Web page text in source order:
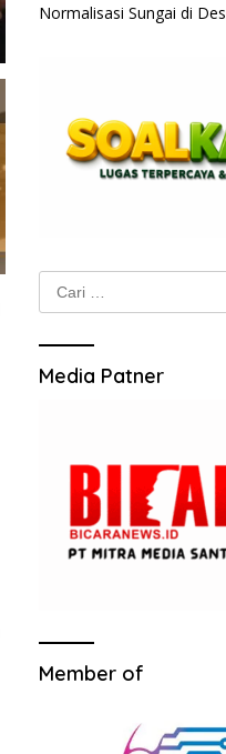
Normalisasi Sungai di
Cari
untuk:
Media Patner
Member of